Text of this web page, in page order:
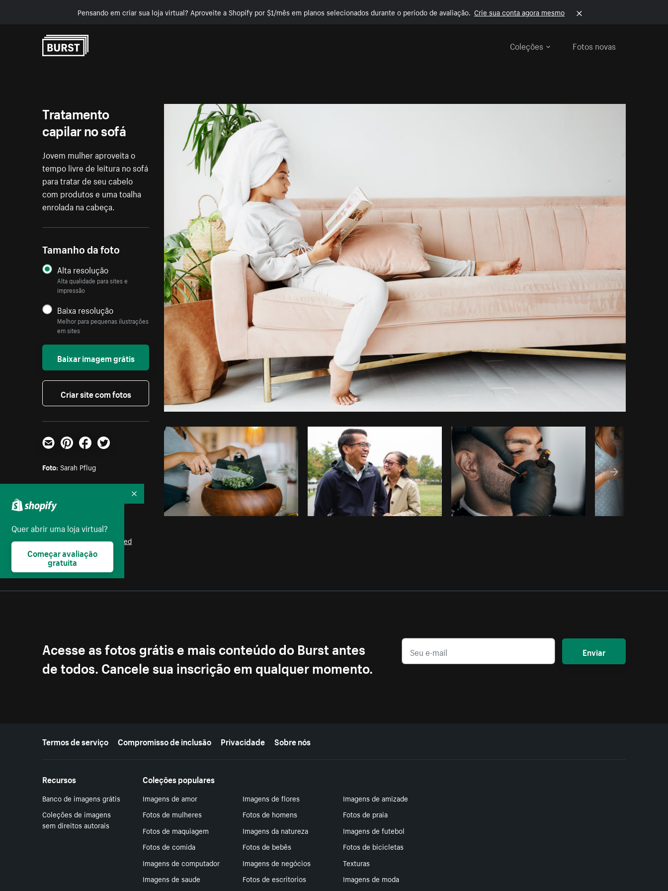
Pensando em criar sua loja virtual? Aproveite a Shopify por $1/mês em planos selecionados durante o período de avaliação. Crie sua conta agora mesmo
Coleções
Fotos novas
Foto da Sarah Pflug do Copiar código
Tratamento
capilar no sofá
Jovem mulher aproveita o
tempo livre de leitura no sofá
para tratar de seu cabelo
com produtos e uma toalha
enrolada na cabeça.
Tamanho da foto
Alta resolução
Alta qualidade para sites e
impressão
Baixa resolução
Melhor para pequenas ilustrações
em sites
Baixar imagem grátis
Criar site com fotos
E-mailPinterestFacebookTwitter
Foto: Sarah Pflug
Maquiagem
Licença:
Burst Some Rights Reserved
Acesse as fotos grátis e mais conteúdo do Burst antes
de todos. Cancele sua inscrição em qualquer momento.
Enviar
Mais recursos
Termos de serviço Compromisso de inclusão Privacidade Sobre nós
Recursos
Banco de imagens grátis
Coleções de imagens
sem direitos autorais
Coleções populares
Imagens de amor Imagens de flores
Imagens de amizade
Fotos de mulheres
Fotos de homens
Fotos de praia
Fotos de maquiagem
Imagens da natureza
Imagens de futebol
Fotos de comida
Fotos de bebês
Fotos de bicicletas
Imagens de computador
Imagens de negócios
Texturas
Imagens de saude
Fotos de escritorios
Imagens de moda
Quer abrir uma loja virtual?
Começar avaliação
gratuita
Recolher